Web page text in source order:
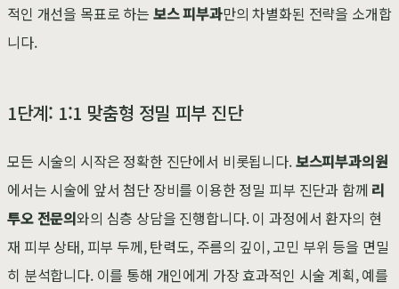
적인 개선을 목표로 하는 보스 피부과만의 차별화된 전략을 소개합
니다.
1단계: 1:1 맞춤형 정밀 피부 진단
모든 시술의 시작은 정확한 진단에서 비롯됩니다.보스피부과의원
에서는 시술에 앞서 첨단 장비를 이용한 정밀 피부 진단과 함께 리
투오 전문의와의 심층 상담을 진행합니다. 이 과정에서 환자의 현
재 피부 상태, 피부 두께, 탄력도, 주름의 깊이, 고민 부위 등을 면밀
히 분석합니다. 이를 통해 개인에게 가장 효과적인 시술 계획, 예를